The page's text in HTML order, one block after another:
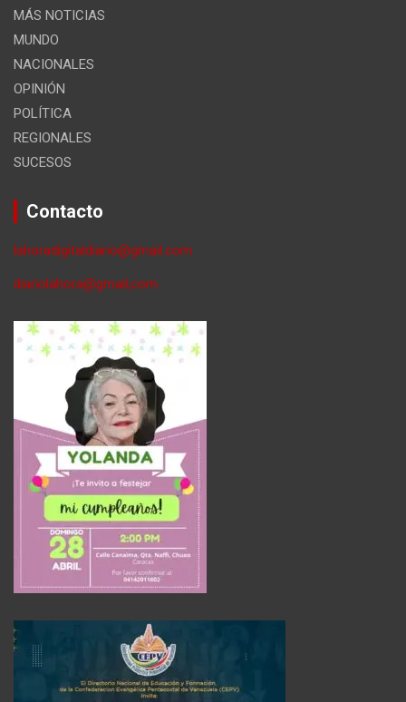
MÁS NOTICIAS
MUNDO
NACIONALES
OPINIÓN
POLÍTICA
REGIONALES
SUCESOS
Contacto
lahoradigitaldiario@gmail.com
diariolahora@gmail,com